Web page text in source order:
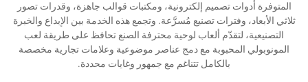
المتوفرة أدوات تصميم إلكترونية، ومكتبات قوالب جاهزة، وقدرات تصور
ثلاثي الأبعاد، وفترات تصنيع مُسرَّعة. وتجمع هذه الخدمة بين الإبداع والخبرة
التصنيعية، لتقدّم ألعاب لوحية محترفة الصنع تحافظ على طريقة لعب
المونوبولي المحبوبة مع دمج عناصر موضوعية وعلامات تجارية مخصصة
بالكامل تتناغم مع جمهور وغايات محددة.